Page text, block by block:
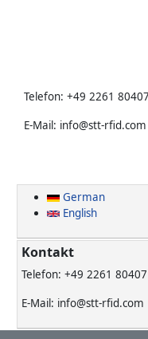
German
English
Kontakt
Telefon: +49 2261
E-Mail: info@stt-rfid.com
Telefon: +49 2261
E-Mail: info@stt-rfid.com